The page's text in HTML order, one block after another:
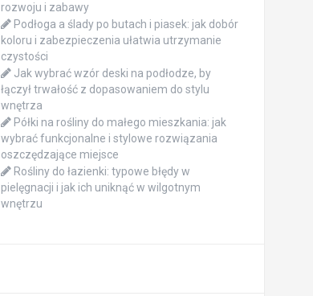
rozwoju i zabawy
Podłoga a ślady po butach i piasek: jak dobór
koloru i zabezpieczenia ułatwia utrzymanie
czystości
Jak wybrać wzór deski na podłodze, by
łączył trwałość z dopasowaniem do stylu
wnętrza
Półki na rośliny do małego mieszkania: jak
wybrać funkcjonalne i stylowe rozwiązania
oszczędzające miejsce
Rośliny do łazienki: typowe błędy w
pielęgnacji i jak ich uniknąć w wilgotnym
wnętrzu